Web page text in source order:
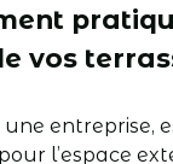
vos
une entreprise,
l’espace